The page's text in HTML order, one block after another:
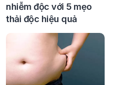
nhiễm độc với 5 mẹo
thải độc hiệu quả